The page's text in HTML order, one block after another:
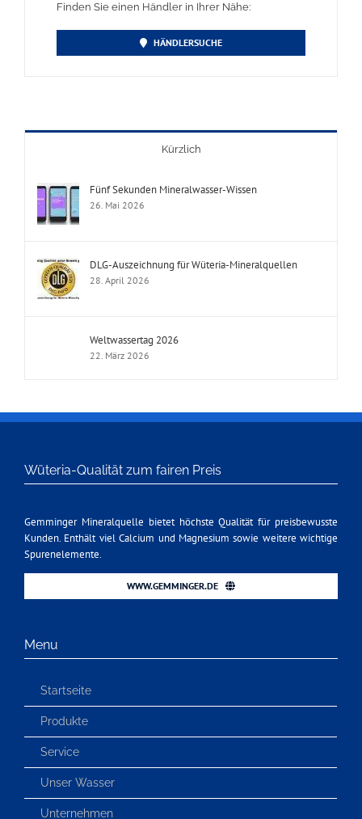
Finden Sie einen Händler in Ihrer Nähe:
HÄNDLERSUCHE
Kürzlich
Fünf Sekunden Mineralwasser-Wissen
26. Mai 2026
DLG-Auszeichnung für Wüteria-Mineralquellen
28. April 2026
Weltwassertag 2026
22. März 2026
Wüteria-Qualität zum fairen Preis
Gemminger Mineralquelle bietet höchste Qualität für preisbewusste
Kunden. Enthält viel Calcium und Magnesium sowie weitere wichtige
Spurenelemente.
WWW.GEMMINGER.DE
Menu
Startseite
Produkte
Service
Unser Wasser
Unternehmen